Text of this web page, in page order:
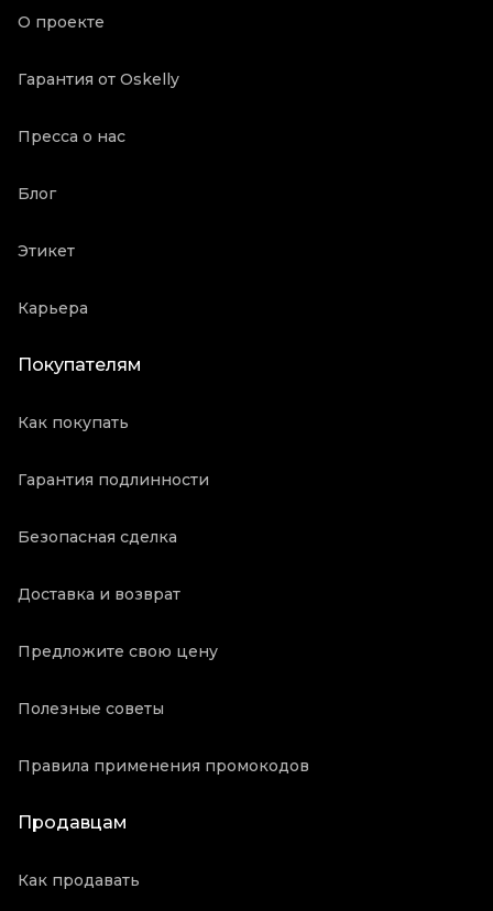
О проекте
Гарантия от Oskelly
Пресса о нас
Блог
Этикет
Карьера
Покупателям
Как покупать
Гарантия подлинности
Безопасная сделка
Доставка и возврат
Предложите свою цену
Полезные советы
Правила применения промокодов
Продавцам
Как продавать